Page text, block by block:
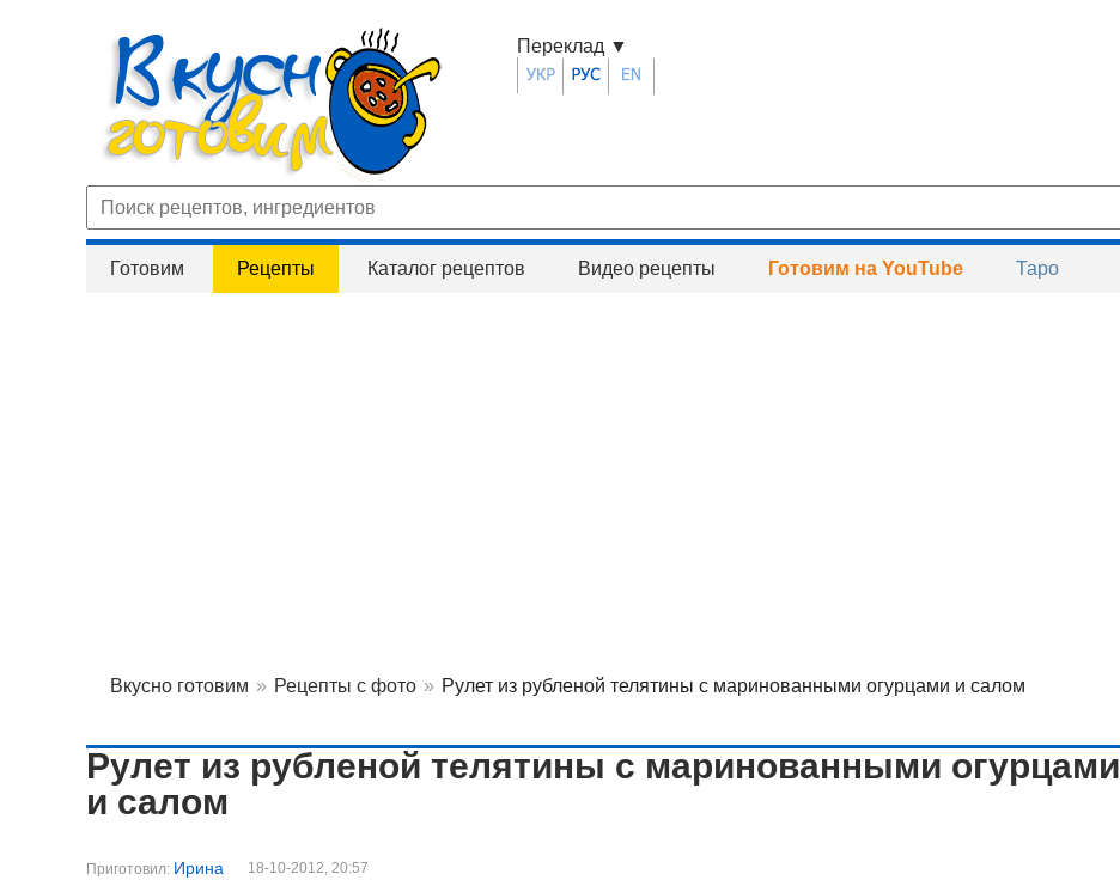
Переклад ▼
Готовим Рецепты Каталог рецептов Видео рецепты Готовим на YouTube Таро
Вкусно готовим » Рецепты с фото » Рулет из рубленой телятины с маринованными огурцами и салом
Рулет из рубленой телятины с маринованными огурцами
и салом
Приготовил: Ирина 18-10-2012, 20:57